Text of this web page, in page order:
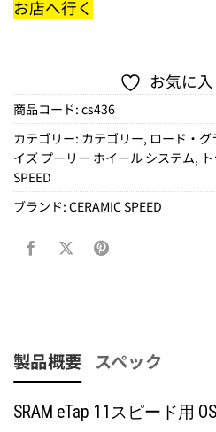
お店へ行く
お気に
商品コード: cs436
カテゴリー: カテゴリー, ロード・グ
イズ プーリー ホイール システム,
SPEED
ブランド: CERAMIC SPEED
製品概要 スペック
SRAM eTap 11スピード用